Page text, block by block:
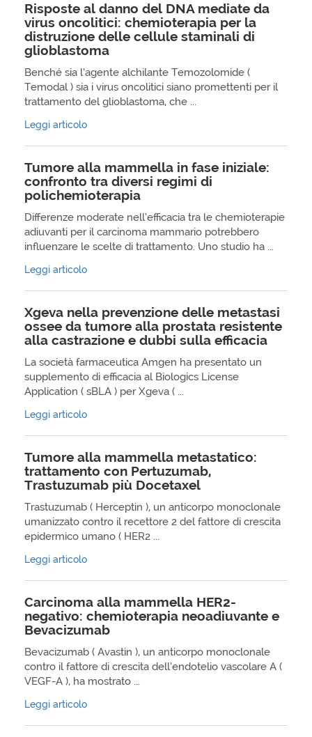
Risposte al danno del DNA mediate da
virus oncolitici: chemioterapia per la
distruzione delle cellule staminali di
glioblastoma
Benché sia l’agente alchilante Temozolomide (
Temodal ) sia i virus oncolitici siano promettenti per il
trattamento del glioblastoma, che ...
Leggi articolo
Tumore alla mammella in fase iniziale:
confronto tra diversi regimi di
polichemioterapia
Differenze moderate nell’efficacia tra le chemioterapie
adiuvanti per il carcinoma mammario potrebbero
influenzare le scelte di trattamento. Uno studio ha ...
Leggi articolo
Xgeva nella prevenzione delle metastasi
ossee da tumore alla prostata resistente
alla castrazione e dubbi sulla efficacia
La società farmaceutica Amgen ha presentato un
supplemento di efficacia al Biologics License
Application ( sBLA ) per Xgeva ( ...
Leggi articolo
Tumore alla mammella metastatico:
trattamento con Pertuzumab,
Trastuzumab più Docetaxel
Trastuzumab ( Herceptin ), un anticorpo monoclonale
umanizzato contro il recettore 2 del fattore di crescita
epidermico umano ( HER2 ...
Leggi articolo
Carcinoma alla mammella HER2-
negativo: chemioterapia neoadiuvante e
Bevacizumab
Bevacizumab ( Avastin ), un anticorpo monoclonale
contro il fattore di crescita dell’endotelio vascolare A (
VEGF-A ), ha mostrato ...
Leggi articolo